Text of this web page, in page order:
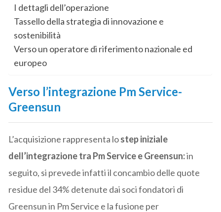
I dettagli dell’operazione
Tassello della strategia di innovazione e
sostenibilità
Verso un operatore di riferimento nazionale ed
europeo
Verso l’integrazione Pm Service-
Greensun
L’acquisizione rappresenta lostep iniziale
dell’integrazione tra Pm Service e Greensun:in
seguito, si prevede infatti il concambio delle quote
residue del 34% detenute dai soci fondatori di
Greensun in Pm Service e la fusione per